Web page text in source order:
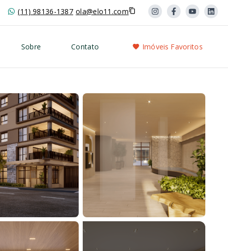
(11) 98136-1387 ola@elo11.com
Sobre Contato Imóveis Favoritos